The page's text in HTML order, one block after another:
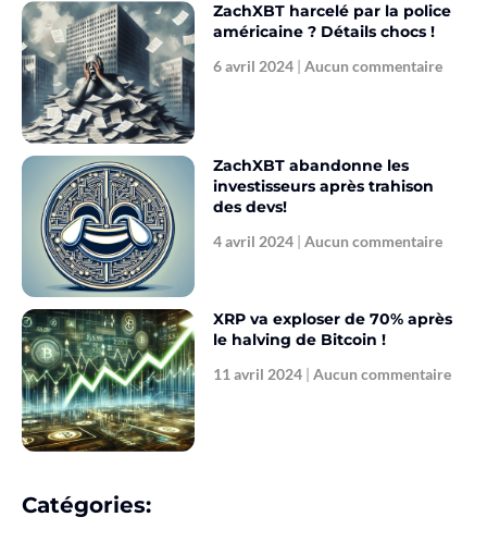
ZachXBT harcelé par la police
américaine ? Détails chocs !
6 avril 2024 Aucun commentaire
ZachXBT abandonne les
investisseurs après trahison
des devs!
4 avril 2024 Aucun commentaire
XRP va exploser de 70% après
le halving de Bitcoin !
11 avril 2024 Aucun commentaire
Catégories: